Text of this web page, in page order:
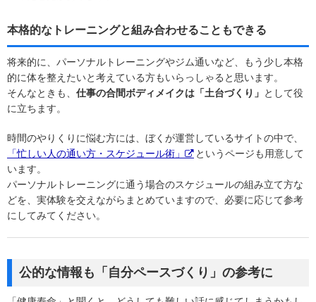
本格的なトレーニングと組み合わせることもできる
将来的に、パーソナルトレーニングやジム通いなど、もう少し本格
的に体を整えたいと考えている方もいらっしゃると思います。
そんなときも、 仕事の合間ボディメイクは「土台づくり」 として役
に立ちます。
時間のやりくりに悩む方には、ぼくが運営しているサイトの中で、
「忙しい人の通い方・スケジュール術」
というページも用意して
います。
パーソナルトレーニングに通う場合のスケジュールの組み立て方な
どを、実体験を交えながらまとめていますので、必要に応じて参考
にしてみてください。
公的な情報も「自分ペースづくり」の参考に